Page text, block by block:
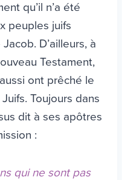
qu’il n’a été
peuples juifs
D’ailleurs, à
Testament,
ont prêché le
Toujours dans
dit à ses apôtres
:
qui ne sont pas